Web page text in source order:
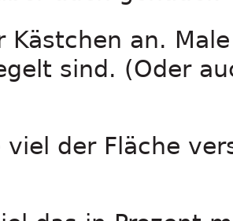
an.
sind. (Oder
der Fläche